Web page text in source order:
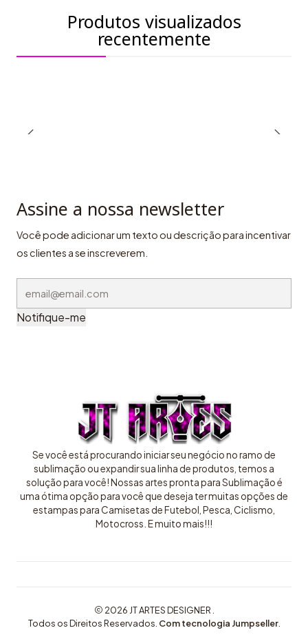
Produtos visualizados
recentemente
Assine a nossa newsletter
Você pode adicionar um texto ou descrição para incentivar
os clientes a se inscreverem.
Notifique-me
Se você está procurando iniciar seu negócio no ramo de
sublimação ou expandir sua linha de produtos, temos a
solução para você! Nossas artes pronta para Sublimação é
uma ótima opção para você que deseja ter muitas opções de
estampas para Camisetas de Futebol, Pesca, Ciclismo,
Motocross. E muito mais!!!
2026 JT ARTES DESIGNER .
Todos os Direitos Reservados. Com tecnologia Jumpseller.